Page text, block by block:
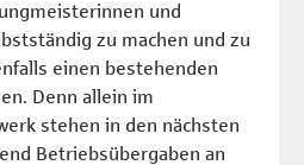
und
zu machen und zu
einen bestehenden
Denn allein im
stehen in den nächsten
Betriebsübergaben an